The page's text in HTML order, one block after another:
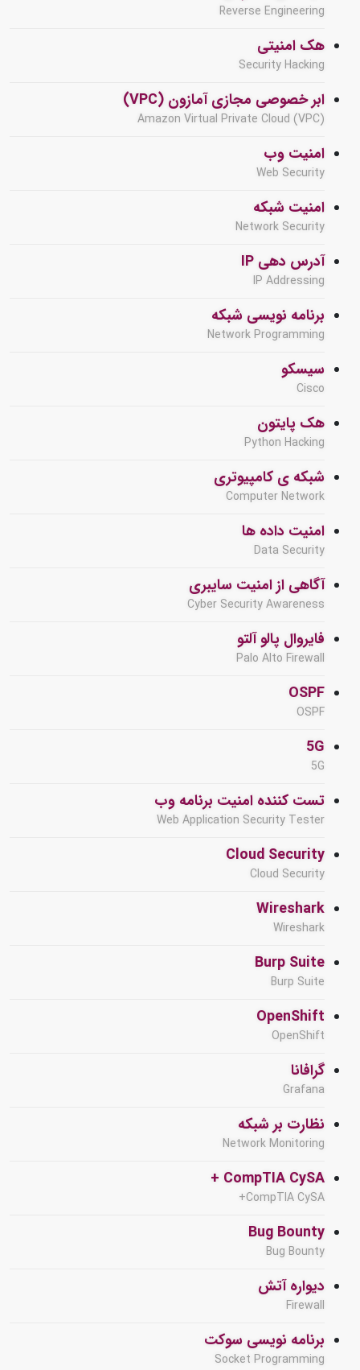
Reverse Engineering
هک امنیتی
Security Hacking
ابر خصوصی مجازی آمازون (VPC)
Amazon Virtual Private Cloud (VPC)
امنیت وب
Web Security
امنیت شبکه
Network Security
آدرس دهی IP
IP Addressing
برنامه نویسی شبکه
Network Programming
سیسکو
Cisco
هک پایتون
Python Hacking
شبکه ی کامپیوتری
Computer Network
امنیت داده ها
Data Security
آگاهی از امنیت سایبری
Cyber Security Awareness
فایروال پالو آلتو
Palo Alto Firewall
OSPF
OSPF
5G
5G
تست کننده امنیت برنامه وب
Web Application Security Tester
Cloud Security
Cloud Security
Wireshark
Wireshark
Burp Suite
Burp Suite
OpenShift
OpenShift
گرافانا
Grafana
نظارت بر شبکه
Network Monitoring
CompTIA CySA +
CompTIA CySA+
Bug Bounty
Bug Bounty
دیواره آتش
Firewall
برنامه نویسی سوکت
Socket Programming